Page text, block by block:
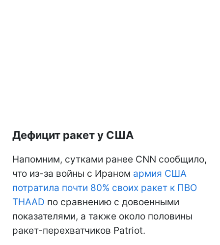
Дефицит ракет у США
Напомним, сутками ранее CNN сообщило,
что из-за войны с Ираном армия США
потратила почти 80% своих ракет к ПВО
THAAD по сравнению с довоенными
показателями, а также около половины
ракет-перехватчиков Patriot.